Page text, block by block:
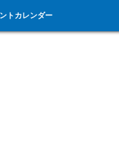
トカレンダー